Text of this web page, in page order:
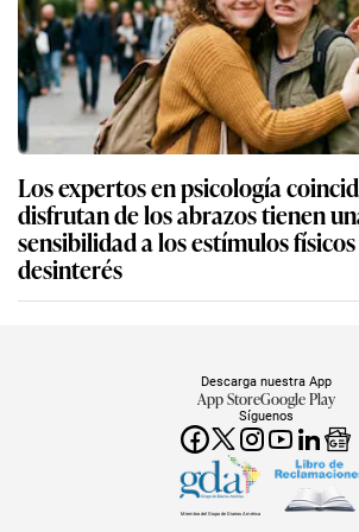
Los expertos en psicología
disfrutan de los abrazos tienen
sensibilidad a los estímulos
desinterés
Síguenos
Descarga nuestra App
App StoreGoogle Play
Miembro del Grupo de Diarios América